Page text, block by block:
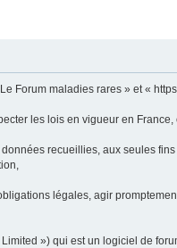
Forum maladies rares » et «
les lois en vigueur en
recueillies, aux seules
légales, agir
») qui est un logiciel de